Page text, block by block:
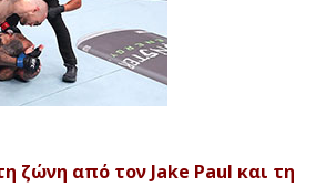
ζώνη από τον Jake Paul και τη